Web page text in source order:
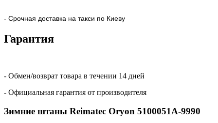
- Срочная доставка на такси по Киеву
Гарантия
- Обмен/возврат товара в течении 14 дней
- Официальная гарантия от производителя
Зимние штаны Reimatec Oryon 5100051A-9990